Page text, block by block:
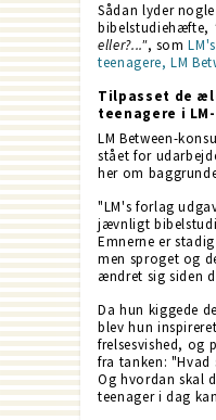
Sådan lyder
bibelstudiehæfte,
eller?...", som
teenagere, LM
Tilpasset de
teenagere i
LM Between-
stået for
her om
"LM's forlag
jævnligt
Emnerne er
men sproget og
ændret sig siden
Da hun kiggede
blev hun
frelsesvished, og
fra tanken: "Hvad
Og hvordan skal
teenager i dag